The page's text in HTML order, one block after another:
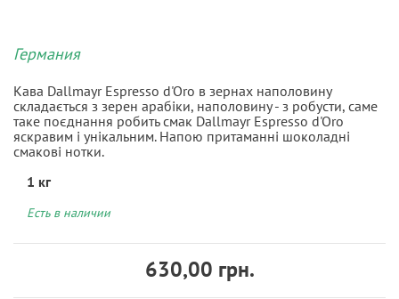
Германия
Кава Dallmayr Espresso d'Oro в зернах наполовину
складається з зерен арабіки, наполовину - з робусти, саме
таке поєднання робить смак Dallmayr Espresso d'Oro
яскравим і унікальним. Напою притаманні шоколадні
смакові нотки.
1 кг
Есть в наличии
630,00 грн.